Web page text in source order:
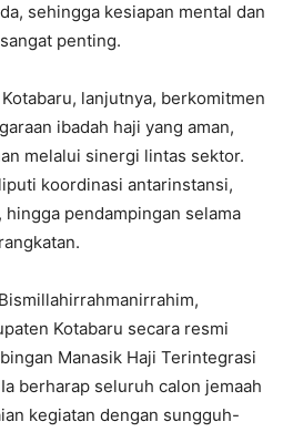
sehingga kesiapan mental dan
penting.
lanjutnya, berkomitmen
ibadah haji yang aman,
melalui sinergi lintas sektor.
koordinasi antarinstansi,
pendampingan selama
Kotabaru secara resmi
Manasik Haji Terintegrasi
berharap seluruh calon jemaah
kegiatan dengan sungguh-